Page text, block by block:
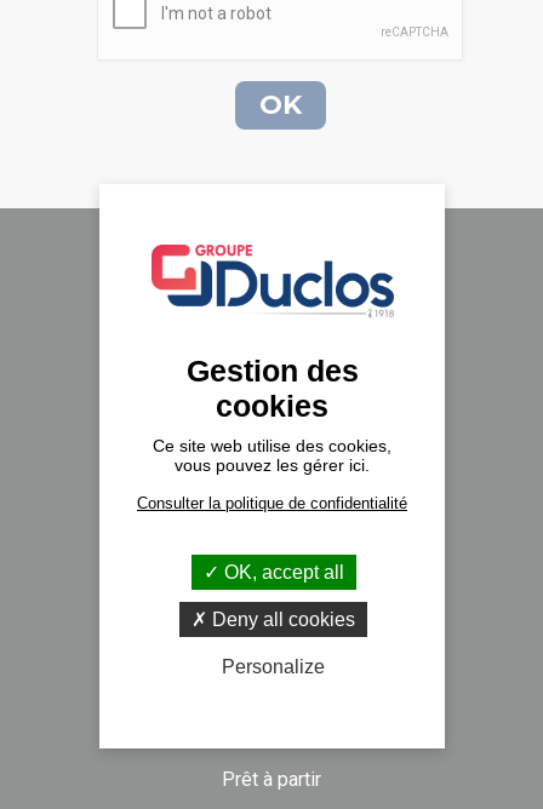
Le groupe Duclos
Nos implantations
Recrutement
Actualités
Formulaire de contact
Véhicules neufs
DAF Trucks
NISSAN Trucks
Prêt à partir
Gestion des
cookies
Ce site web utilise des cookies,
vous pouvez les gérer ici.
Consulter la politique de confidentialité
OK, accept all
Deny all cookies
Personalize